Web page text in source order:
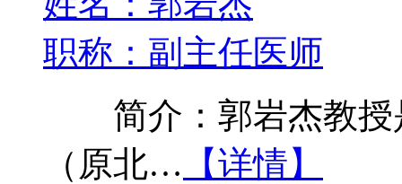
职称：副主任医师
简介：郭岩杰教授
（原北… 【详情】